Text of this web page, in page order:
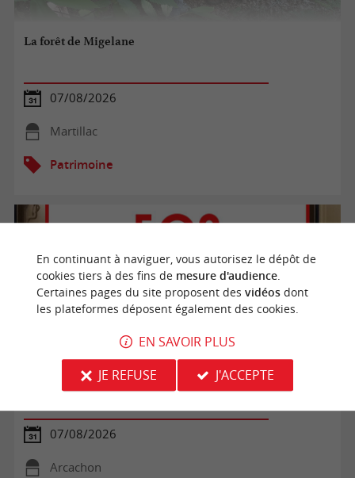
La forêt de Migelane
07/08/2026
Martillac
Patrimoine
Visite libre du Bunker 502
07/08/2026
Arcachon
En continuant à naviguer, vous autorisez le dépôt de
cookies tiers à des fins de mesure d'audience.
Certaines pages du site proposent des vidéosdont
les plateformes déposent également des cookies.
EN SAVOIR PLUS
JE REFUSE
J'ACCEPTE